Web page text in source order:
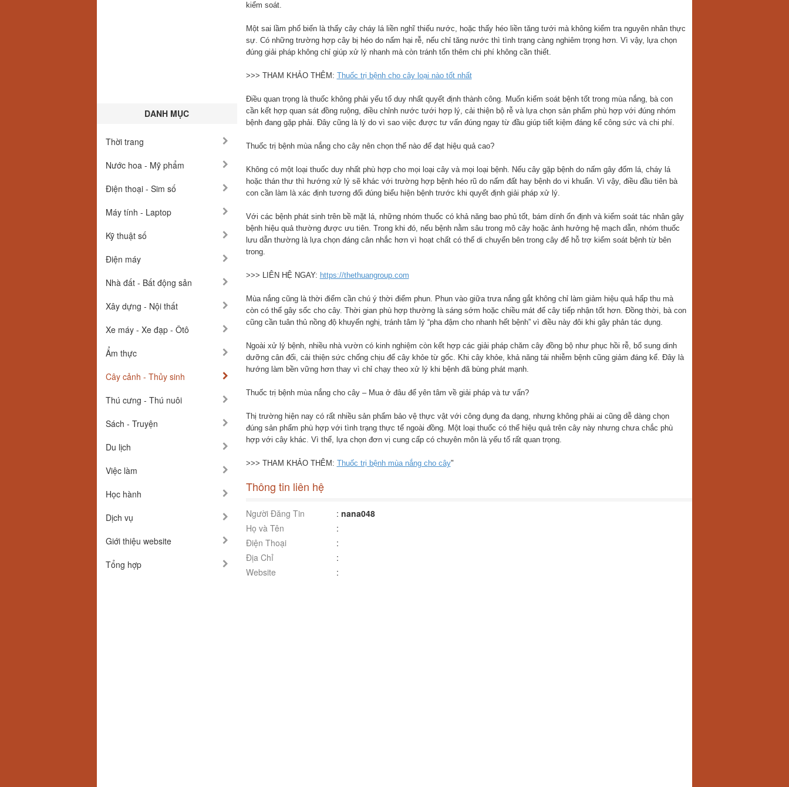
DANH MỤC
Thời trang
Nước hoa - Mỹ phẩm
Điện thoại - Sim số
Máy tính - Laptop
Kỹ thuật số
Điện máy
Nhà đất - Bất động sản
Xây dựng - Nội thất
Xe máy - Xe đạp - Ôtô
Ẩm thực
Cây cảnh - Thủy sinh
Thú cưng - Thú nuôi
Sách - Truyện
Du lịch
Việc làm
Học hành
Dịch vụ
Giới thiệu website
Tổng hợp
kiểm soát.
Một sai lầm phổ biến là thấy cây cháy lá liền nghĩ thiếu nước, hoặc thấy héo liền tăng tưới mà không kiểm tra nguyên nhân thực
sự. Có những trường hợp cây bị héo do nấm hại rễ, nếu chỉ tăng nước thì tình trạng càng nghiêm trọng hơn. Vì vậy, lựa chọn
đúng giải pháp không chỉ giúp xử lý nhanh mà còn tránh tốn thêm chi phí không cần thiết.
>>> THAM KHẢO THÊM: Thuốc trị bệnh cho cây loại nào tốt nhất
Điều quan trọng là thuốc không phải yếu tố duy nhất quyết định thành công. Muốn kiểm soát bệnh tốt trong mùa nắng, bà con
cần kết hợp quan sát đồng ruộng, điều chỉnh nước tưới hợp lý, cải thiện bộ rễ và lựa chọn sản phẩm phù hợp với đúng nhóm
bệnh đang gặp phải. Đây cũng là lý do vì sao việc được tư vấn đúng ngay từ đầu giúp tiết kiệm đáng kể công sức và chi phí.
Thuốc trị bệnh mùa nắng cho cây nên chọn thế nào để đạt hiệu quả cao?
Không có một loại thuốc duy nhất phù hợp cho mọi loại cây và mọi loại bệnh. Nếu cây gặp bệnh do nấm gây đốm lá, cháy lá
hoặc thán thư thì hướng xử lý sẽ khác với trường hợp bệnh héo rũ do nấm đất hay bệnh do vi khuẩn. Vì vậy, điều đầu tiên bà
con cần làm là xác định tương đối đúng biểu hiện bệnh trước khi quyết định giải pháp xử lý.
Với các bệnh phát sinh trên bề mặt lá, những nhóm thuốc có khả năng bao phủ tốt, bám dính ổn định và kiểm soát tác nhân gây
bệnh hiệu quả thường được ưu tiên. Trong khi đó, nếu bệnh nằm sâu trong mô cây hoặc ảnh hưởng hệ mạch dẫn, nhóm thuốc
lưu dẫn thường là lựa chọn đáng cân nhắc hơn vì hoạt chất có thể di chuyển bên trong cây để hỗ trợ kiểm soát bệnh từ bên
trong.
>>> LIÊN HỆ NGAY: https://thethuangroup.com
Mùa nắng cũng là thời điểm cần chú ý thời điểm phun. Phun vào giữa trưa nắng gắt không chỉ làm giảm hiệu quả hấp thu mà
còn có thể gây sốc cho cây. Thời gian phù hợp thường là sáng sớm hoặc chiều mát để cây tiếp nhận tốt hơn. Đồng thời, bà con
cũng cần tuân thủ nồng độ khuyến nghị, tránh tâm lý “pha đậm cho nhanh hết bệnh” vì điều này đôi khi gây phản tác dụng.
Ngoài xử lý bệnh, nhiều nhà vườn có kinh nghiệm còn kết hợp các giải pháp chăm cây đồng bộ như phục hồi rễ, bổ sung dinh
dưỡng cân đối, cải thiện sức chống chịu để cây khỏe từ gốc. Khi cây khỏe, khả năng tái nhiễm bệnh cũng giảm đáng kể. Đây là
hướng làm bền vững hơn thay vì chỉ chạy theo xử lý khi bệnh đã bùng phát mạnh.
Thuốc trị bệnh mùa nắng cho cây – Mua ở đâu để yên tâm về giải pháp và tư vấn?
Thị trường hiện nay có rất nhiều sản phẩm bảo vệ thực vật với công dụng đa dạng, nhưng không phải ai cũng dễ dàng chọn
đúng sản phẩm phù hợp với tình trạng thực tế ngoài đồng. Một loại thuốc có thể hiệu quả trên cây này nhưng chưa chắc phù
hợp với cây khác. Vì thế, lựa chọn đơn vị cung cấp có chuyên môn là yếu tố rất quan trọng.
>>> THAM KHẢO THÊM: Thuốc trị bệnh mùa nắng cho cây"
Thông tin liên hệ
Người Đăng Tin : nana048
Họ và Tên
:
Điện Thoại
:
Địa Chỉ
:
Website
: